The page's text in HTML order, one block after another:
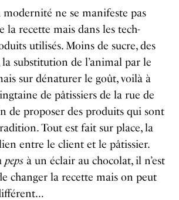
modernité ne se manifeste pas
la recette mais dans les tech-
utilisés. Moins de sucre, des
substitution de l’animal par le
sur dénaturer le goût, voilà à
de pâtissiers de la rue de
de proposer des produits qui sont
Tout est fait sur place, la
entre le client et le pâtissier.
peps à un éclair au chocolat, il n’est
changer la recette mais on peut